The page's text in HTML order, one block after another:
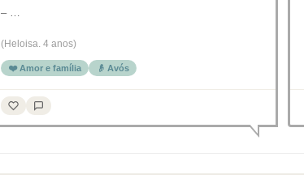
– …
(Heloisa. 4 anos)
❤️ Amor e família 👴 Avós